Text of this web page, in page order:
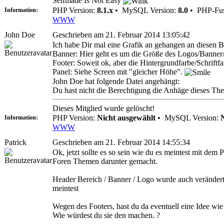
Information: PHP Version: 8.1.x • MySQL Version: 8.0 • PHP-
WWW
John Doe
Geschrieben am 21. Februar 2014 13:05:42
Ich habe Dir mal eine Grafik an gehangen an diesen
Banner: Hier geht es um die Größe des Logos/
Footer: Soweit ok, aber die Hintergrundfarbe/
Panel: Siehe Screen mit "gleicher Höhe".
John Doe hat folgende Datei angehängt:
Du hast nicht die Berechtigung die Anhäge dieses
Dieses Mitglied wurde gelöscht!
Information: PHP Version: Nicht ausgewählt • MySQL Version:
WWW
Patrick
Geschrieben am 21. Februar 2014 14:55:34
Ok, jetzt sollte es so sein wie du es meintest mit
Foren Themen darunter gemacht.
Header Bereich / Banner / Logo wurde auch
meintest
Wegen des Footers, hast du da eventuell eine Idee
Wie würdest du sie den machen. ?